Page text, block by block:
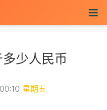
少人民币
星期五